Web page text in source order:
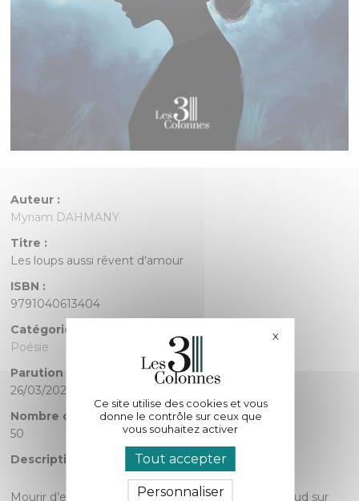
Auteur :
Myriam DAHMANY
Titre :
Les loups aussi rêvent d'amour
ISBN :
9791040613404
Catégorie :
Poésie
Parution :
26/03/2025
Nombre de pages :
50
Description :
Mourir d’envie d’être aimé, de sentir un souffle chaud sur
Ce site utilise des cookies et vous
donne le contrôle sur ceux que
vous souhaitez activer
Tout accepter
Personnaliser
XMasquer le